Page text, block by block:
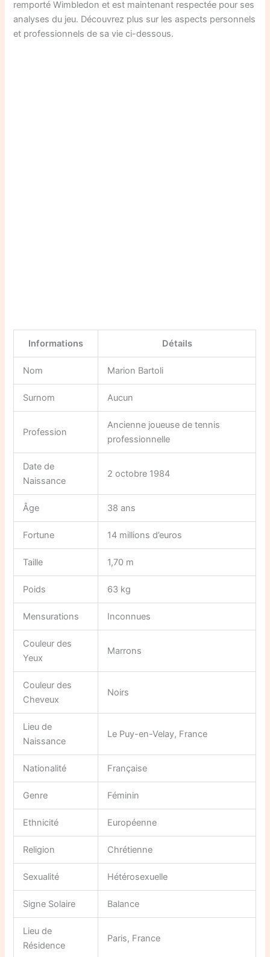
remporté Wimbledon et est maintenant respectée pour ses
analyses du jeu. Découvrez plus sur les aspects personnels
et professionnels de sa vie ci-dessous.
Informations Détails
Nom Marion Bartoli
Surnom Aucun
Profession
Ancienne joueuse de tennis
professionnelle
Date de
Naissance
2 octobre 1984
Âge 38 ans
Fortune 14 millions d’euros
Taille 1,70 m
Poids 63 kg
Mensurations Inconnues
Couleur des
Yeux
Marrons
Couleur des
Cheveux
Noirs
Lieu de
Naissance
Le Puy-en-Velay, France
Nationalité Française
Genre Féminin
Ethnicité Européenne
Religion Chrétienne
Sexualité Hétérosexuelle
Signe Solaire Balance
Lieu de
Résidence
Paris, France